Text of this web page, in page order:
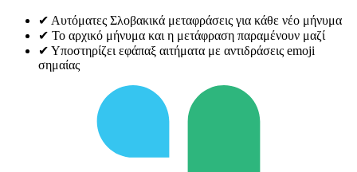
✔ Αυτόματες Σλοβακικά μεταφράσεις για κάθε νέο μήνυμα
✔ Το αρχικό μήνυμα και η μετάφραση παραμένουν μαζί
✔ Υποστηρίζει εφάπαξ αιτήματα με αντιδράσεις emoji
σημαίας